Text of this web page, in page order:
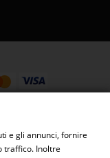
e gli annunci, fornire
traffico. Inoltre